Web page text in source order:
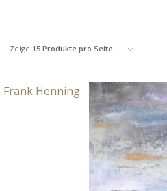
Zeige 15 Produkte pro Seite